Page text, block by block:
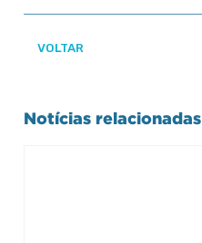
VOLTAR
Notícias relacionadas